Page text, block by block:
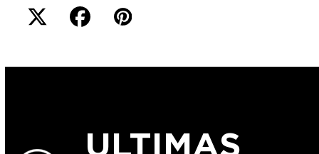
ULTIMAS